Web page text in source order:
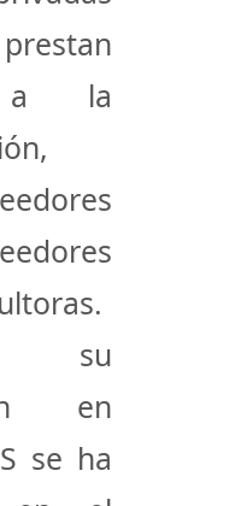
a la
su
en
se ha